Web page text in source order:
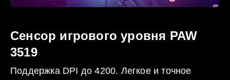
Сенсор игрового уровня PAW
3519
Поддержка DPI до 4200. Легкое и точное